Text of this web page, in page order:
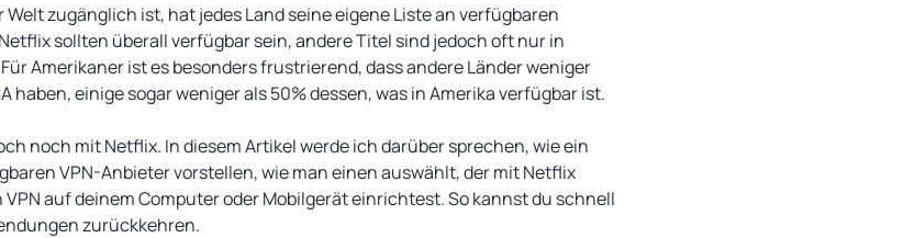
zugänglich ist, hat jedes Land seine eigene Liste an verfügbaren
sollten überall verfügbar sein, andere Titel sind jedoch oft nur in
Amerikaner ist es besonders frustrierend, dass andere Länder weniger
haben, einige sogar weniger als 50% dessen, was in Amerika verfügbar ist.
noch mit Netflix. In diesem Artikel werde ich darüber sprechen, wie ein
VPN-Anbieter vorstellen, wie man einen auswählt, der mit Netflix
auf deinem Computer oder Mobilgerät einrichtest. So kannst du schnell
zurückkehren.